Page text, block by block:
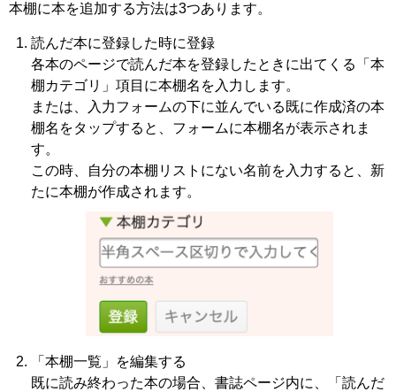
本棚に本を追加する方法は3つあります。
読んだ本に登録した時に登録
各本のページで読んだ本を登録したときに出てくる「本
棚カテゴリ」項目に本棚名を入力します。
または、入力フォームの下に並んでいる既に作成済の本
棚名をタップすると、フォームに本棚名が表示されま
す。
この時、自分の本棚リストにない名前を入力すると、新
たに本棚が作成されます。
「本棚一覧」を編集する
既に読み終わった本の場合、書誌ページ内に、「読んだ